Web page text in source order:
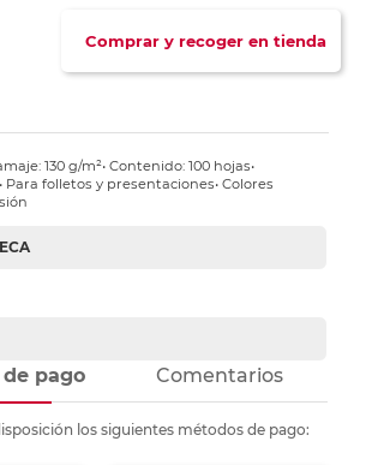
Comprar y recoger en tienda
130 g/m²• Contenido: 100 hojas•
folletos y presentaciones• Colores
de pago Comentarios
los siguientes métodos de pago: